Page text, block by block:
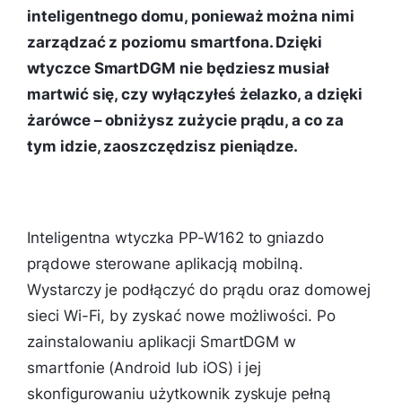
inteligentnego domu, ponieważ można nimi
zarządzać z poziomu smartfona. Dzięki
wtyczce SmartDGM nie będziesz musiał
martwić się, czy wyłączyłeś żelazko, a dzięki
żarówce – obniżysz zużycie prądu, a co za
tym idzie, zaoszczędzisz pieniądze.
Inteligentna wtyczka PP-W162 to gniazdo
prądowe sterowane aplikacją mobilną.
Wystarczy je podłączyć do prądu oraz domowej
sieci Wi-Fi, by zyskać nowe możliwości. Po
zainstalowaniu aplikacji SmartDGM w
smartfonie (Android lub iOS) i jej
skonfigurowaniu użytkownik zyskuje pełną